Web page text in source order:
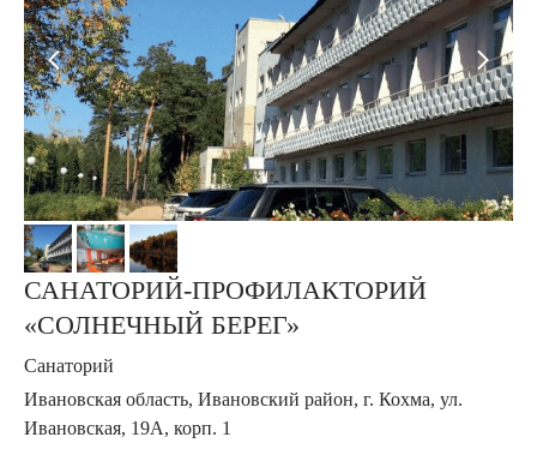
САНАТОРИЙ-ПРОФИЛАКТОРИЙ
«СОЛНЕЧНЫЙ БЕРЕГ»
Санаторий
Ивановская область, Ивановский район, г. Кохма, ул.
Ивановская, 19А, корп. 1